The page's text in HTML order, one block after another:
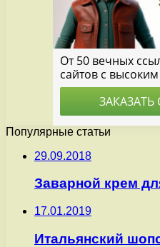
Популярные статьи
29.09.2018
Заварной крем
17.01.2019
Итальянский